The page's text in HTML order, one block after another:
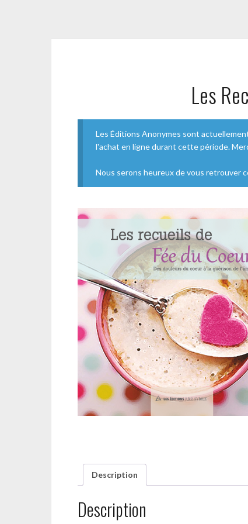
Les
Les Éditions Anonymes sont
l'achat en ligne durant cette période.
Nous serons heureux de vous retrouver
Description
Description